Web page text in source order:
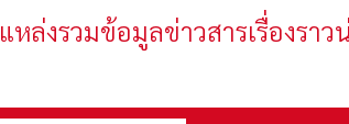
แหล่งรวมข้อมูลข่าวสารเรื่องรา